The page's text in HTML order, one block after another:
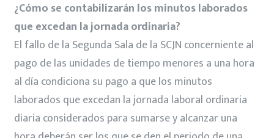
¿Cómo se contabilizarán los minutos laborados
que excedan la jornada ordinaria?
El fallo de la Segunda Sala de la SCJN concerniente al
pago de las unidades de tiempo menores a una hora
al día condiciona su pago a que los minutos
laborados que excedan la jornada laboral ordinaria
diaria considerados para sumarse y alcanzar una